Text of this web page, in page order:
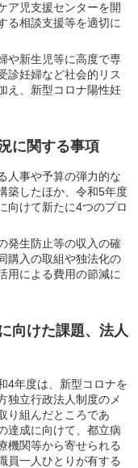
ア児支援センターを開
る相談支援等を適切に
や新生児等に高度で専
診妊婦など社会的リス
え、新型コロナ陽性妊
に関する事項
人事や予算の弾力的な
築したほか、令和5年度
向けて新たに4つのプロ
発生防止等の収入の確
購入の取組や独法化の
用による費用の節減に
向けた課題、法人
4年度は、新型コロナを
独立行政法人制度のメ
り組んだところであ
達成に向けて、都立病
機関等から寄せられる
員一人ひとりが有する